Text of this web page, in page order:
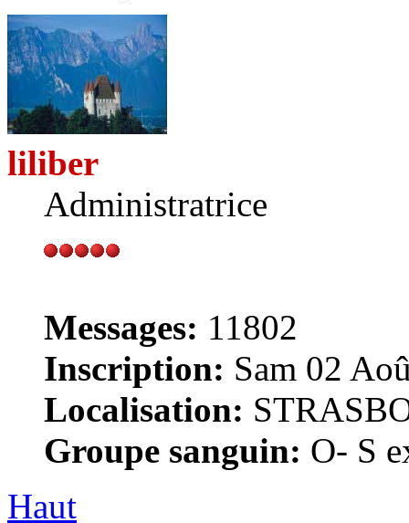
liliber
Administratrice
Messages: 11802
Inscription: Sam 02
Localisation:
Groupe sanguin: O- S
Haut